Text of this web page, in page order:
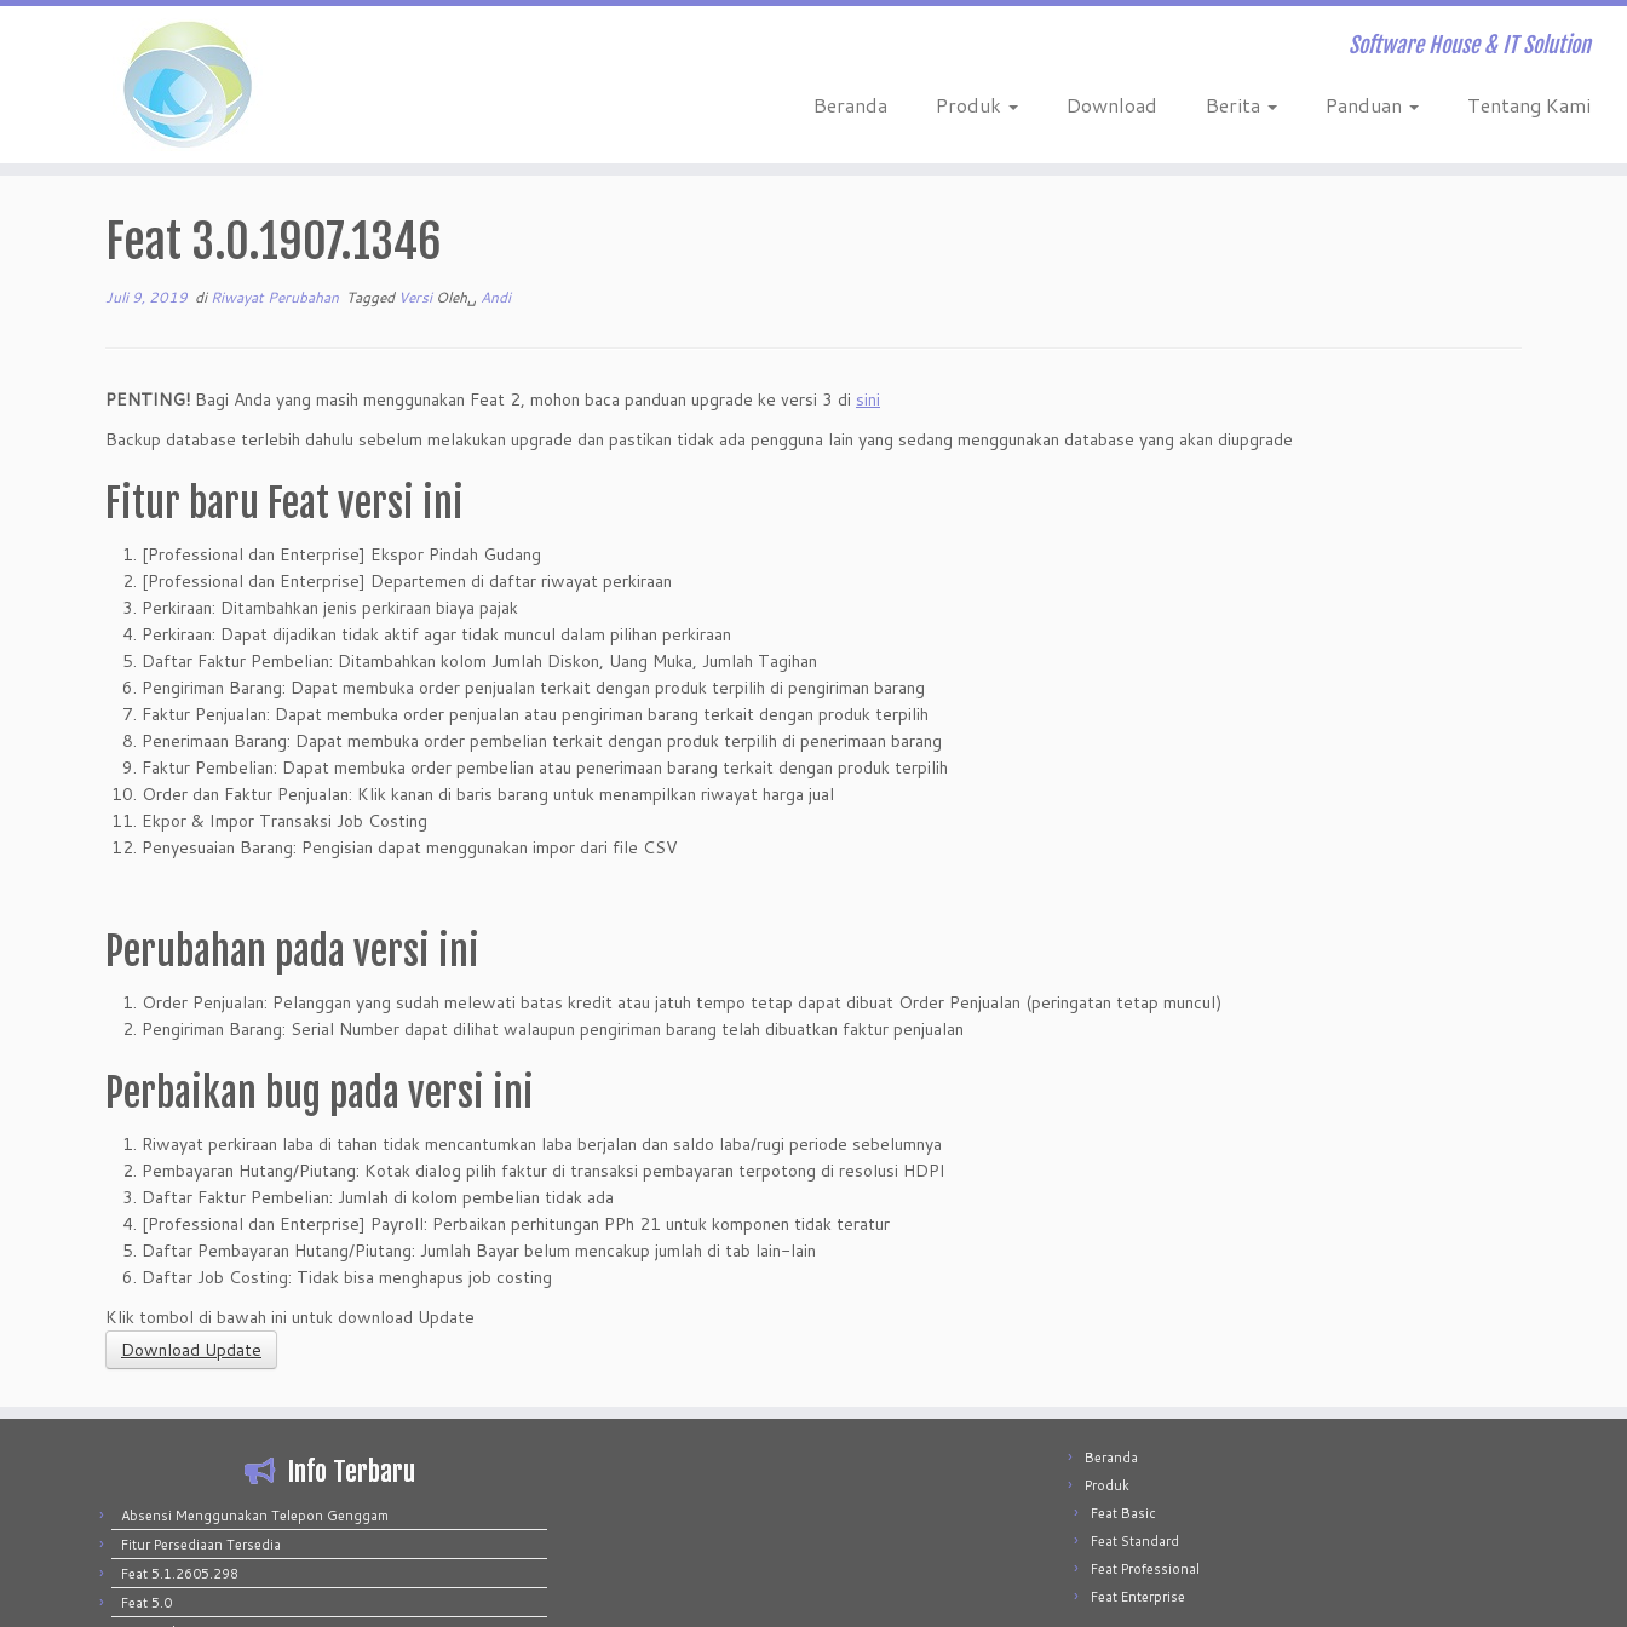
Software House & IT Solution
Beranda Produk Download Berita Panduan Tentang Kami
Feat 3.0.1907.1346
Juli 9, 2019 di Riwayat Perubahan Tagged Versi Oleh␣ Andi
PENTING! Bagi Anda yang masih menggunakan Feat 2, mohon baca panduan upgrade ke versi 3 di sini
Backup database terlebih dahulu sebelum melakukan upgrade dan pastikan tidak ada pengguna lain yang sedang menggunakan database yang akan diupgrade
Fitur baru Feat versi ini
[Professional dan Enterprise] Ekspor Pindah Gudang
[Professional dan Enterprise] Departemen di daftar riwayat perkiraan
Perkiraan: Ditambahkan jenis perkiraan biaya pajak
Perkiraan: Dapat dijadikan tidak aktif agar tidak muncul dalam pilihan perkiraan
Daftar Faktur Pembelian: Ditambahkan kolom Jumlah Diskon, Uang Muka, Jumlah Tagihan
Pengiriman Barang: Dapat membuka order penjualan terkait dengan produk terpilih di pengiriman barang
Faktur Penjualan: Dapat membuka order penjualan atau pengiriman barang terkait dengan produk terpilih
Penerimaan Barang: Dapat membuka order pembelian terkait dengan produk terpilih di penerimaan barang
Faktur Pembelian: Dapat membuka order pembelian atau penerimaan barang terkait dengan produk terpilih
Order dan Faktur Penjualan: Klik kanan di baris barang untuk menampilkan riwayat harga jual
Ekpor & Impor Transaksi Job Costing
Penyesuaian Barang: Pengisian dapat menggunakan impor dari file CSV
Perubahan pada versi ini
Order Penjualan: Pelanggan yang sudah melewati batas kredit atau jatuh tempo tetap dapat dibuat Order Penjualan (peringatan tetap muncul)
Pengiriman Barang: Serial Number dapat dilihat walaupun pengiriman barang telah dibuatkan faktur penjualan
Perbaikan bug pada versi ini
Riwayat perkiraan laba di tahan tidak mencantumkan laba berjalan dan saldo laba/rugi periode sebelumnya
Pembayaran Hutang/Piutang: Kotak dialog pilih faktur di transaksi pembayaran terpotong di resolusi HDPI
Daftar Faktur Pembelian: Jumlah di kolom pembelian tidak ada
[Professional dan Enterprise] Payroll: Perbaikan perhitungan PPh 21 untuk komponen tidak teratur
Daftar Pembayaran Hutang/Piutang: Jumlah Bayar belum mencakup jumlah di tab lain-lain
Daftar Job Costing: Tidak bisa menghapus job costing
Klik tombol di bawah ini untuk download Update
Download Update
Info Terbaru
Absensi Menggunakan Telepon Genggam
Fitur Persediaan Tersedia
Feat 5.1.2605.298
Feat 5.0
Beranda
Produk
Feat Basic
Feat Standard
Feat Professional
Feat Enterprise